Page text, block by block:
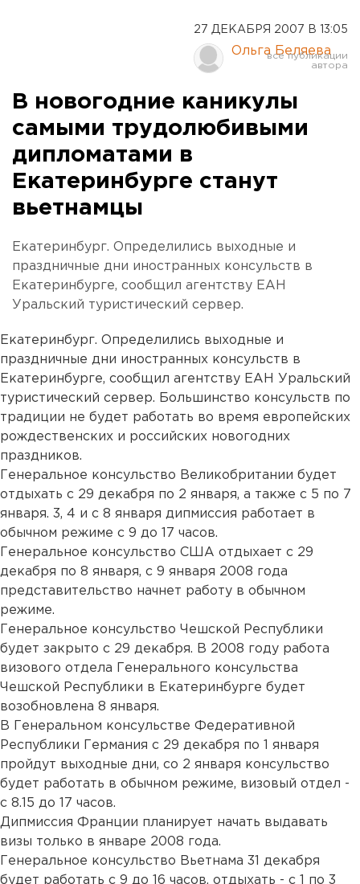
27 ДЕКАБРЯ 2007 В 13:05
Ольга Беляева
В новогодние каникулы
самыми трудолюбивыми
дипломатами в
Екатеринбурге станут
вьетнамцы
Екатеринбург. Определились выходные и
праздничные дни иностранных консульств в
Екатеринбурге, сообщил агентству ЕАН
Уральский туристический сервер.
Екатеринбург. Определились выходные и
праздничные дни иностранных консульств в
Екатеринбурге, сообщил агентству ЕАН Уральский
туристический сервер. Большинство консульств по
традиции не будет работать во время европейских
рождественских и российских новогодних
праздников.
Генеральное консульство Великобритании будет
отдыхать с 29 декабря по 2 января, а также с 5 по 7
января. 3, 4 и с 8 января дипмиссия работает в
обычном режиме с 9 до 17 часов.
Генеральное консульство США отдыхает с 29
декабря по 8 января, с 9 января 2008 года
представительство начнет работу в обычном
режиме.
Генеральное консульство Чешской Республики
будет закрыто с 29 декабря. В 2008 году работа
визового отдела Генерального консульства
Чешской Республики в Екатеринбурге будет
возобновлена 8 января.
В Генеральном консульстве Федеративной
Республики Германия с 29 декабря по 1 января
пройдут выходные дни, со 2 января консульство
будет работать в обычном режиме, визовый отдел -
с 8.15 до 17 часов.
Дипмиссия Франции планирует начать выдавать
визы только в январе 2008 года.
Генеральное консульство Вьетнама 31 декабря
будет работать с 9 до 16 часов, отдыхать - с 1 по 3